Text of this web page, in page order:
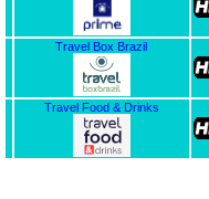
Travel Box Brazil
Travel Food & Drinks